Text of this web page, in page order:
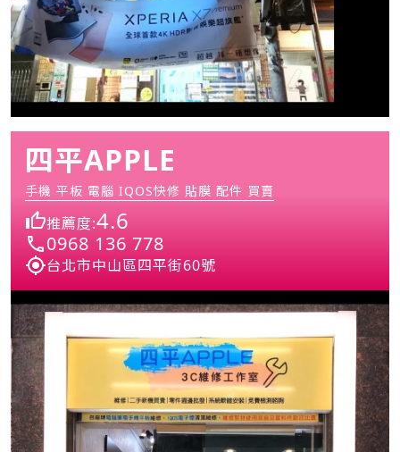
四平APPLE
手機 平板 電腦 IQOS快修 貼膜 配件 買賣
推薦度:4.6
0968 136 778
台北市中山區四平街60號